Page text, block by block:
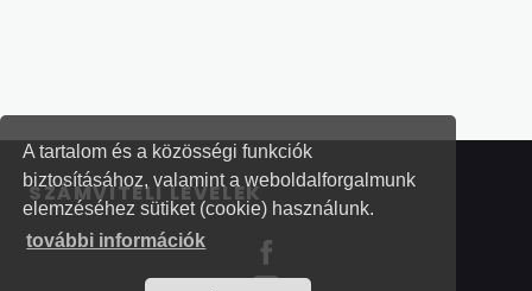
A tartalom és a közösségi funkciók
biztosításához, valamint a weboldalforgalmunk
elemzéséhez sütiket (cookie) használunk.
további információk
SZÁMVITELI LEVELEK